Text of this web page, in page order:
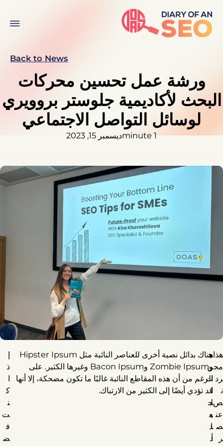
ورشة عمل تحسين محركات
البحث لأكاديمية جلوستر بروويري
لوسائل التواصل الاجتماعي
1 minute ديسمبر 15, 2023
Back to News
هذا
مج
رد
ن
ص
عن
ص
ر
م
ن
ا
ل
ج
ي
د
أ
ج
ر
ت
ا
ل
ع
ا
د
هناك بدائل نصية أخرى للعناصر النائبة مثل Hipster Ipsum
وZombie Ipsum وBacon Ipsum وغيرها الكثير. على
الرغم من أن هذه المقاطع النائبة غالبًا ما تكون مضحكة، إلا أنها
قد تؤدي أيضًا إلى الكثير من الارتباك.
إ
ذ
ا
ك
ن
ت
ف
ض